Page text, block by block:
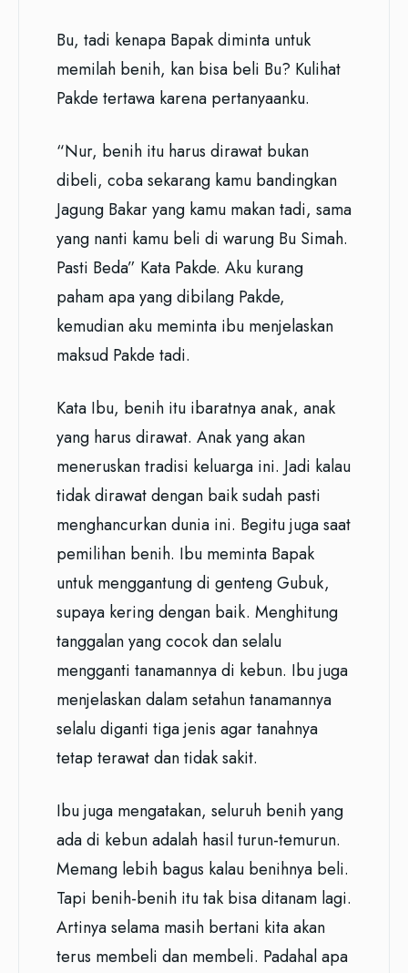
Bu, tadi kenapa Bapak diminta untuk
memilah benih, kan bisa beli Bu? Kulihat
Pakde tertawa karena pertanyaanku.
“Nur, benih itu harus dirawat bukan
dibeli, coba sekarang kamu bandingkan
Jagung Bakar yang kamu makan tadi, sama
yang nanti kamu beli di warung Bu Simah.
Pasti Beda” Kata Pakde. Aku kurang
paham apa yang dibilang Pakde,
kemudian aku meminta ibu menjelaskan
maksud Pakde tadi.
Kata Ibu, benih itu ibaratnya anak, anak
yang harus dirawat. Anak yang akan
meneruskan tradisi keluarga ini. Jadi kalau
tidak dirawat dengan baik sudah pasti
menghancurkan dunia ini. Begitu juga saat
pemilihan benih. Ibu meminta Bapak
untuk menggantung di genteng Gubuk,
supaya kering dengan baik. Menghitung
tanggalan yang cocok dan selalu
mengganti tanamannya di kebun. Ibu juga
menjelaskan dalam setahun tanamannya
selalu diganti tiga jenis agar tanahnya
tetap terawat dan tidak sakit.
Ibu juga mengatakan, seluruh benih yang
ada di kebun adalah hasil turun-temurun.
Memang lebih bagus kalau benihnya beli.
Tapi benih-benih itu tak bisa ditanam lagi.
Artinya selama masih bertani kita akan
terus membeli dan membeli. Padahal apa